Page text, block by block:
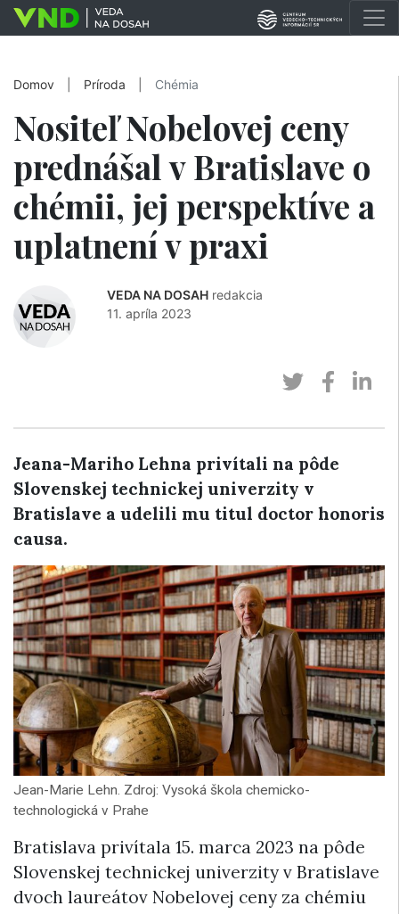
Domov Príroda Chémia
Nositeľ Nobelovej ceny
prednášal v Bratislave o
chémii, jej perspektíve a
uplatnení v praxi
VEDA NA DOSAH redakcia
11. apríla 2023
Jeana-Mariho Lehna privítali na pôde
Slovenskej technickej univerzity v
Bratislave a udelili mu titul doctor honoris
causa.
Jean-Marie Lehn. Zdroj: Vysoká škola chemicko-
technologická v Prahe
Bratislava privítala 15. marca 2023 na pôde
Slovenskej technickej univerzity v Bratislave
dvoch laureátov Nobelovej ceny za chémiu